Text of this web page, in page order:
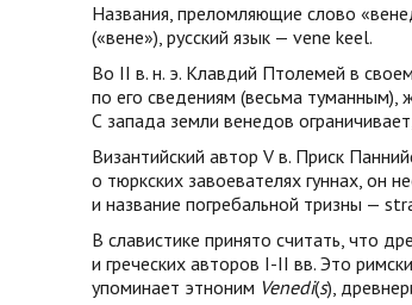
Названия, преломляющие слово
(«вене»), русский язык — vene keel.
Во II в. н. э. Клавдий Птолемей в
по его сведениям (весьма туманным),
С запада земли венедов
Византийский автор V в. Приск
о тюркских завоевателях гуннах, он
и название погребальной тризны —
В славистике принято считать, что
и греческих авторов I-II вв. Это
упоминает этноним Venedi(s),